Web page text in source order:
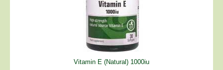
Vitamin E (Natural) 1000iu